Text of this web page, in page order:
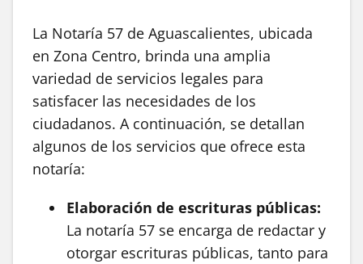
La Notaría 57 de Aguascalientes, ubicada
en Zona Centro, brinda una amplia
variedad de servicios legales para
satisfacer las necesidades de los
ciudadanos. A continuación, se detallan
algunos de los servicios que ofrece esta
notaría:
Elaboración de escrituras públicas:
La notaría 57 se encarga de redactar y
otorgar escrituras públicas, tanto para